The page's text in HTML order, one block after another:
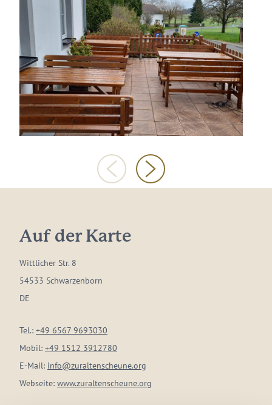
Auf der Karte
Wittlicher Str. 8
54533 Schwarzenborn
DE
Tel.: +49 6567 9693030
Mobil: +49 1512 3912780
E-Mail: info@zuraltenscheune.org
Webseite: www.zuraltenscheune.org